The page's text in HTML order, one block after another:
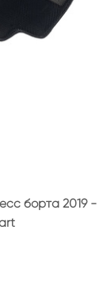
борта 2019 -